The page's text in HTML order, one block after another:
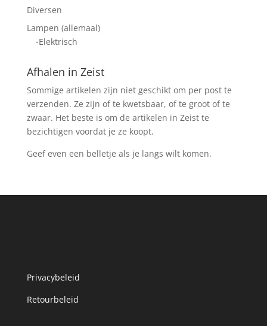
Diversen
Lampen (allemaal)
-Elektrisch
Afhalen in Zeist
Sommige artikelen zijn niet geschikt om per post te
verzenden. Ze zijn of te kwetsbaar, of te groot of te
zwaar. Het beste is om de artikelen in Zeist te
bezichtigen voordat je ze koopt.
Geef even een belletje als je langs wilt komen.
Privacybeleid
Retourbeleid